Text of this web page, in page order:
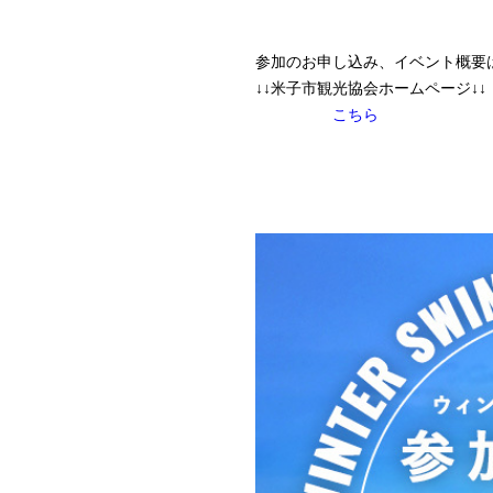
参加のお申し込み、イベント概要
↓↓米子市観光協会ホームページ↓↓
こちら